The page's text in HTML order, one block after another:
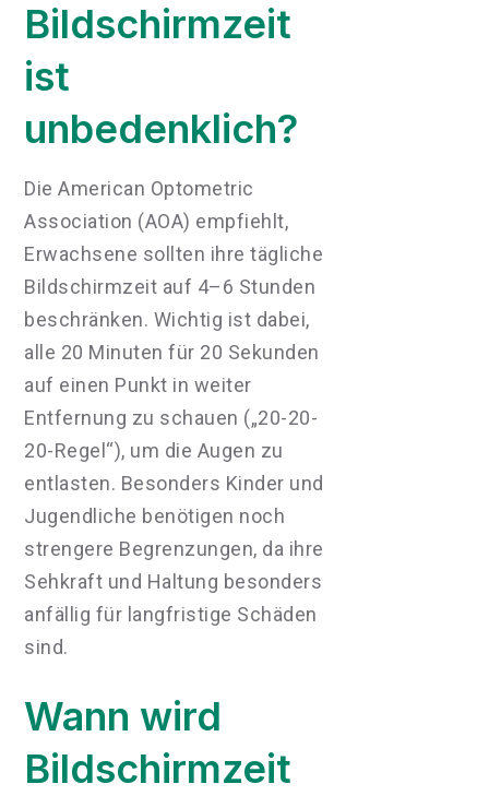
Bildschirmzeit
ist
unbedenklich?
Die American Optometric
Association (AOA) empfiehlt,
Erwachsene sollten ihre tägliche
Bildschirmzeit auf 4–6 Stunden
beschränken. Wichtig ist dabei,
alle 20 Minuten für 20 Sekunden
auf einen Punkt in weiter
Entfernung zu schauen („20-20-
20-Regel“), um die Augen zu
entlasten. Besonders Kinder und
Jugendliche benötigen noch
strengere Begrenzungen, da ihre
Sehkraft und Haltung besonders
anfällig für langfristige Schäden
sind.
Wann wird
Bildschirmzeit